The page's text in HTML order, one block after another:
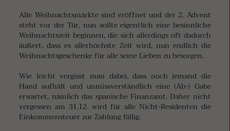
Alle Weihnachtsmärkte sind eröffnet und der 2. Advent
steht vor der Tür, nun sollte eigentlich eine besinnliche
Weihnachtszeit beginnen, die sich allerdings oft dadurch
äußert, dass es allerhöchste Zeit wird, nun endlich die
Weihnachtsgeschenke für alle seine Lieben zu besorgen.
Wie leicht vergisst man dabei, dass noch jemand die
Hand aufhält und unmissverständlich eine (Ab-) Gabe
erwartet, nämlich das spanische Finanzamt. Daher nicht
vergessen am 31.12. wird für alle Nicht-Residenten die
Einkommensteuer zur Zahlung fällig.